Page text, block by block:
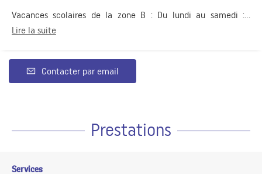
Vacances scolaires de la zone B : Du lundi au samedi :...
Lire la suite
Contacter par email
Prestations
Services